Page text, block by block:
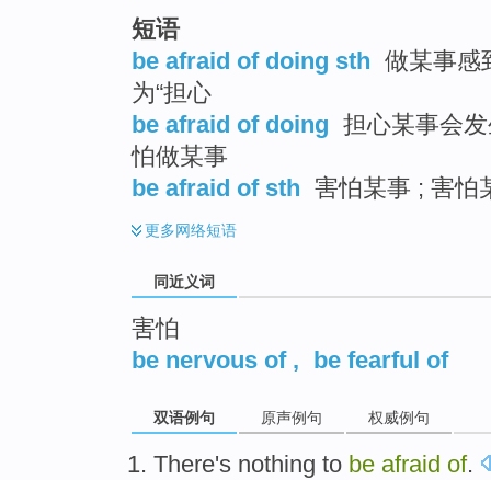
短语
be afraid of doing sth 做某事感
为“担心
be afraid of doing 担心某事会
怕做某事
be afraid of sth 害怕某事 ; 害怕
更多网络短语
同近义词
害怕
be nervous of, be fearful of
双语例句 原声例句 权威例句
There's nothing to be afraid of.